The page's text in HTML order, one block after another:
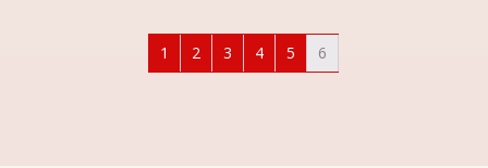
1 2 3 4 5 6